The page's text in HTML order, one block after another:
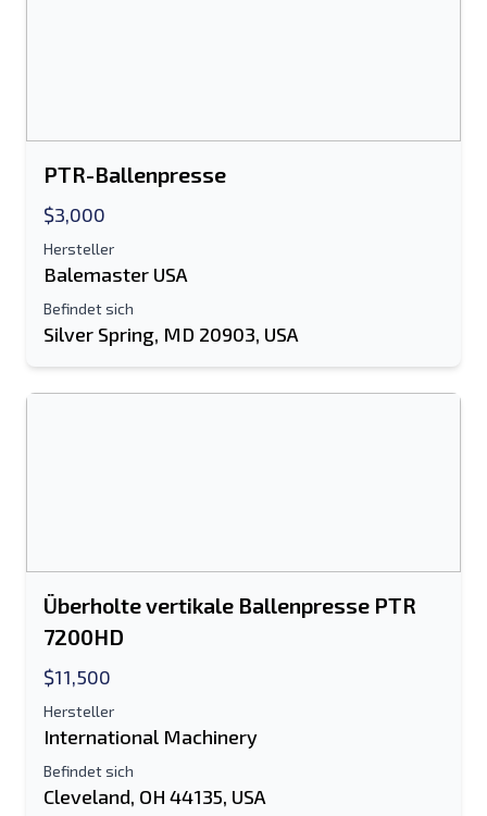
PTR-Ballenpresse
$3,000
Hersteller
Balemaster USA
Befindet sich
Silver Spring, MD 20903, USA
Überholte vertikale Ballenpresse PTR
7200HD
$11,500
Hersteller
International Machinery
Befindet sich
Cleveland, OH 44135, USA